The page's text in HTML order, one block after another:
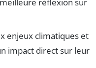
enjeux climatiques et
impact direct sur leur